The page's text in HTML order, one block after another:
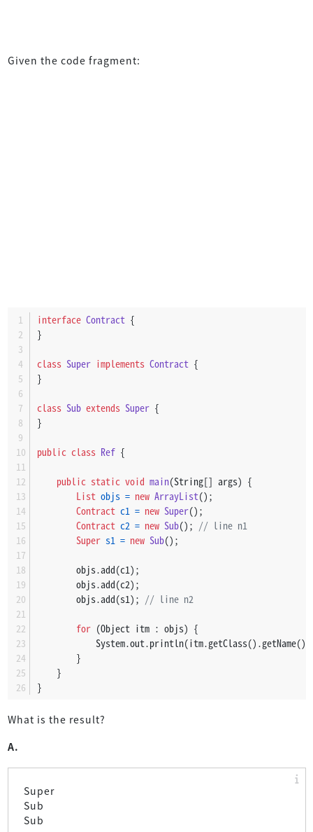
Given the code fragment:
interface Contract {
}
class Super implements Contract {
}
class Sub extends Super {
}
public class Ref {
public static void main(String[] args) {
List objs = new ArrayList();
Contract c1 = new Super();
Contract c2 = new Sub(); // line n1
Super s1 = new Sub();
        objs.add(c1);
        objs.add(c2);
        objs.add(s1);
// line n2
for (Object itm : objs) {
        }
    }
}
What is the result?
A.
Super
Sub
Sub